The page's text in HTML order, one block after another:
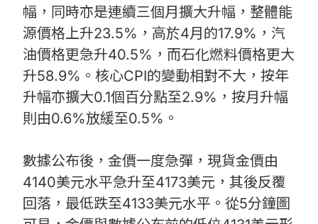
幅，同時亦是連續三個月擴大升幅，整體能
源價格上升23.5%，高於4月的17.9%，汽
油價格更急升40.5%，而石化燃料價格更大
升58.9%。核心CPI的變動相對不大，按年
升幅亦擴大0.1個百分點至2.9%，按月升幅
則由0.6%放緩至0.5%。
數據公布後，金價一度急彈，現貨金價由
4140美元水平急升至4173美元，其後反覆
回落，最低跌至4133美元水平。從5分鐘圖